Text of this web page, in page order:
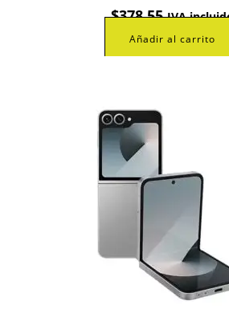
$378,55 IVA
Añadir al carrito